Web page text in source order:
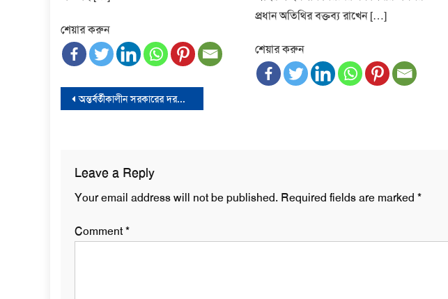
শেয়ার করুন
প্রধান অতিথির বক্তব্য রাখেন […]
শেয়ার করুন
Post
অন্তর্বর্তীকালীন সরকারের দরকার রয়েছে বলে মত দিয়েছে আপিল বিভাগ
Leave a Reply
Your email address will not be published. Required fields are marked *
Comment*